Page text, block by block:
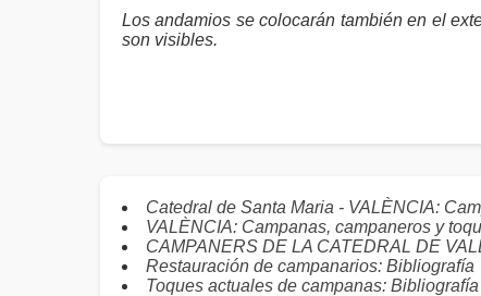
Los andamios se colocarán también en el
son visibles.
Catedral de Santa Maria - VALÈNCIA:
VALÈNCIA: Campanas, campaneros y
CAMPANERS DE LA CATEDRAL DE
Restauración de campanarios: Bibliografía
Toques actuales de campanas: Bibliografía